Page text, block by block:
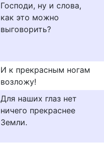
Господи, ну и слова,
как это можно
выговорить?
И к прекрасным ногам
возложу!
Для наших глаз нет
ничего прекраснее
Земли.